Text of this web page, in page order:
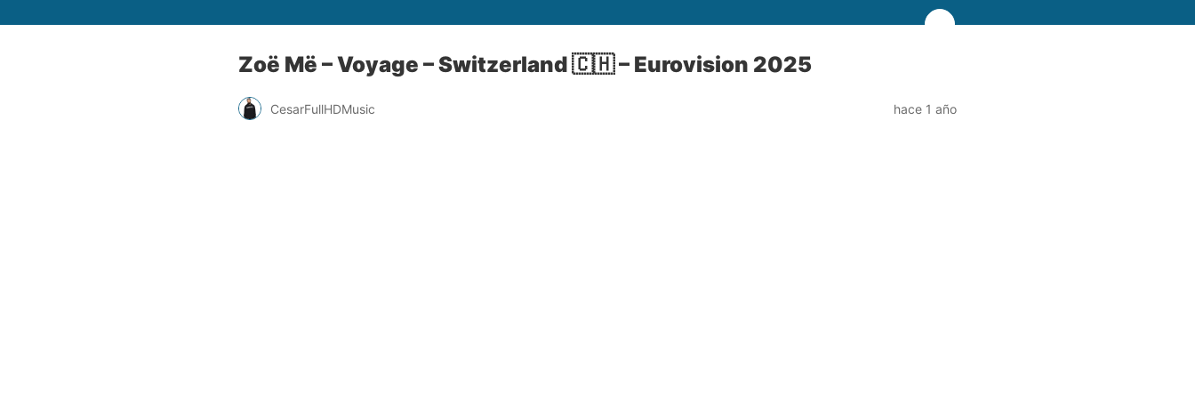
Zoë Më – Voyage – Switzerland 🇨🇭 – Eurovision 2025
CesarFullHDMusic hace 1 año